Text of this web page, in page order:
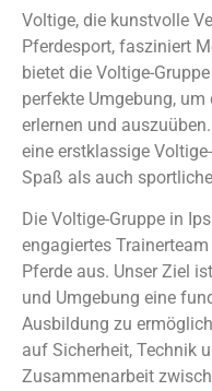
Voltige, die kunstvolle
Pferdesport, fasziniert
bietet die Voltige-
perfekte Umgebung,
erlernen und
eine erstklassige
Spaß als auch
Die Voltige-Gruppe in
engagiertes
Pferde aus. Unser Ziel
und Umgebung eine
Ausbildung zu
auf Sicherheit, Technik
Zusammenarbeit